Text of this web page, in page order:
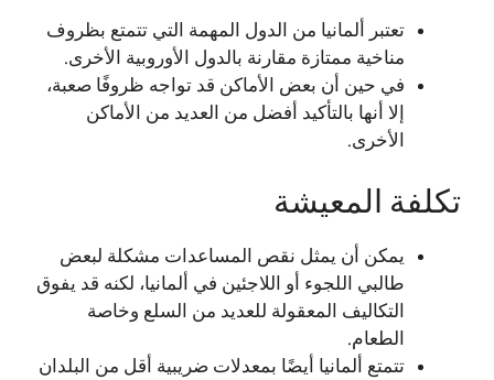
تعتبر ألمانيا من الدول المهمة التي تتمتع بظروف
مناخية ممتازة مقارنة بالدول الأوروبية الأخرى.
في حين أن بعض الأماكن قد تواجه ظروفًا صعبة،
إلا أنها بالتأكيد أفضل من العديد من الأماكن
الأخرى.
تكلفة المعيشة
يمكن أن يمثل نقص المساعدات مشكلة لبعض
طالبي اللجوء أو اللاجئين في ألمانيا، لكنه قد يفوق
التكاليف المعقولة للعديد من السلع وخاصة
الطعام.
تتمتع ألمانيا أيضًا بمعدلات ضريبية أقل من البلدان